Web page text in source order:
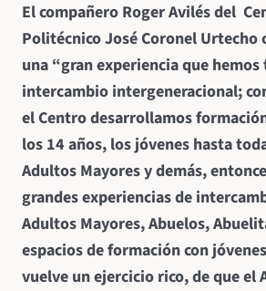
El compañero Roger Avilés del
Politécnico José Coronel Urtecho
una “gran experiencia que
intercambio intergeneracional;
el Centro desarrollamos
los 14 años, los jóvenes hasta
Adultos Mayores y demás,
grandes experiencias de
Adultos Mayores, Abuelos,
espacios de formación con
vuelve un ejercicio rico, de que el